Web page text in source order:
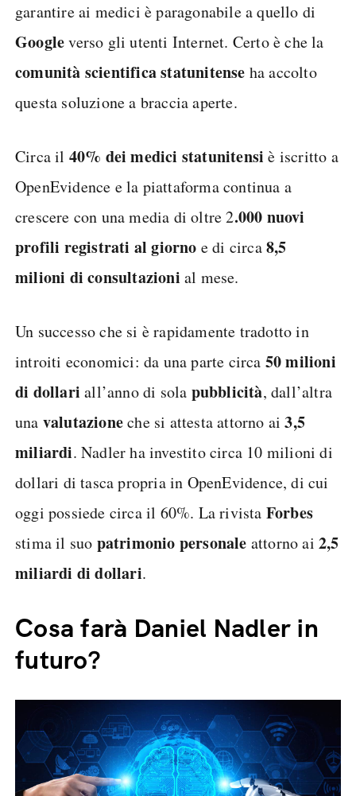
garantire ai medici è paragonabile a quello di
Googleverso gli utenti Internet. Certo è che la
comunità scientifica statunitense ha accolto
questa soluzione a braccia aperte.
Circa il 40% dei medici statunitensi è iscritto a
OpenEvidence e la piattaforma continua a
crescere con una media di oltre 2.000 nuovi
profili registrati al giorno e di circa8,5
milioni di consultazioni al mese.
Un successo che si è rapidamente tradotto in
introiti economici: da una parte circa 50 milioni
di dollari all’anno di sola pubblicità, dall’altra
una valutazioneche si attesta attorno ai3,5
miliardi. Nadler ha investito circa 10 milioni di
dollari di tasca propria in OpenEvidence, di cui
oggi possiede circa il 60%. La rivista Forbes
stima il suo patrimonio personale attorno ai2,5
miliardi di dollari.
Cosa farà Daniel Nadler in
futuro?